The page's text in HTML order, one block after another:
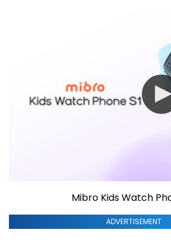
Mibro Kids Watch
ADVERTISEMENT